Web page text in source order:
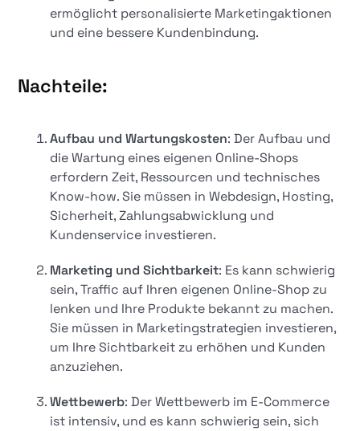
ermöglicht personalisierte Marketingaktionen
und eine bessere Kundenbindung.
Nachteile:
Aufbau und Wartungskosten: Der Aufbau und
die Wartung eines eigenen Online-Shops
erfordern Zeit, Ressourcen und technisches
Know-how. Sie müssen in Webdesign, Hosting,
Sicherheit, Zahlungsabwicklung und
Kundenservice investieren.
Marketing und Sichtbarkeit: Es kann schwierig
sein, Traffic auf Ihren eigenen Online-Shop zu
lenken und Ihre Produkte bekannt zu machen.
Sie müssen in Marketingstrategien investieren,
um Ihre Sichtbarkeit zu erhöhen und Kunden
anzuziehen.
Wettbewerb: Der Wettbewerb im E-Commerce
ist intensiv, und es kann schwierig sein, sich